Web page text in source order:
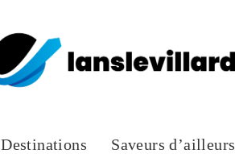
Destinations Saveurs d’ailleurs